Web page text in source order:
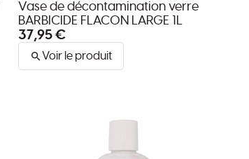
Vase de décontamination verre
BARBICIDE FLACON LARGE 1L
37,95 €
Voir le produit